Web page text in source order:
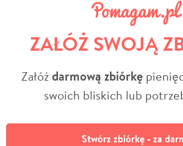
ZAŁÓŻ SWOJĄ
Załóżdarmową zbiórkę
swoich bliskich lub
Stwórz zbiórkę - za